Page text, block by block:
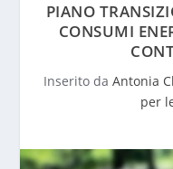
PIANO
CONSUMI
Inserito da Antonia
per